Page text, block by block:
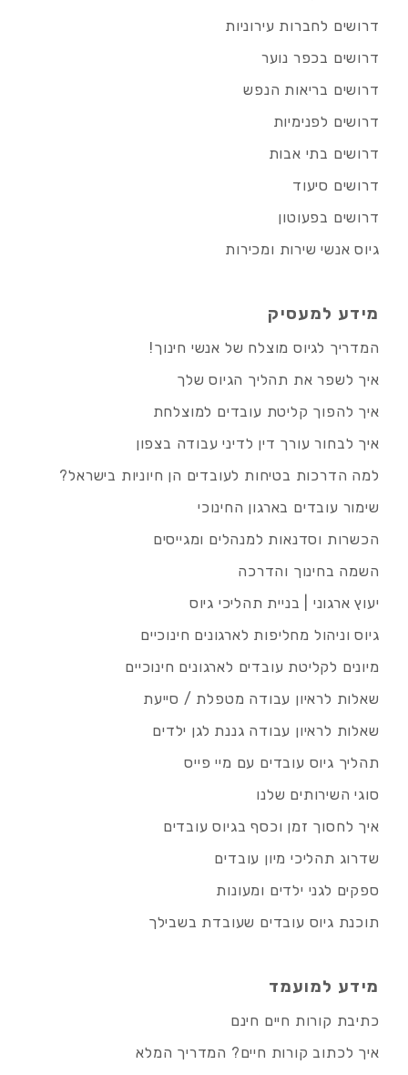
דרושים לחברות עירוניות
דרושים בכפר נוער
דרושים בריאות הנפש
דרושים לפנימיות
דרושים בתי אבות
דרושים סיעוד
דרושים בפעוטון
גיוס אנשי שירות ומכירות
מידע למעסיק
המדריך לגיוס מוצלח של אנשי חינוך!
איך לשפר את תהליך הגיוס שלך
איך להפוך קליטת עובדים למוצלחת
איך לבחור עורך דין לדיני עבודה בצפון
למה הדרכות בטיחות לעובדים הן חיוניות בישראל?
שימור עובדים בארגון החינוכי
הכשרות וסדנאות למנהלים ומגייסים
השמה בחינוך והדרכה
יעוץ ארגוני | בניית תהליכי גיוס
גיוס וניהול מחליפות לארגונים חינוכיים
מיונים לקליטת עובדים לארגונים חינוכיים
שאלות לראיון עבודה מטפלת / סייעת
שאלות לראיון עבודה גננת לגן ילדים
תהליך גיוס עובדים עם מיי פייס
סוגי השירותים שלנו
איך לחסוך זמן וכסף בגיוס עובדים
שדרוג תהליכי מיון עובדים
ספקים לגני ילדים ומעונות
תוכנת גיוס עובדים שעובדת בשבילך
מידע למועמד
כתיבת קורות חיים חינם
איך לכתוב קורות חיים? המדריך המלא